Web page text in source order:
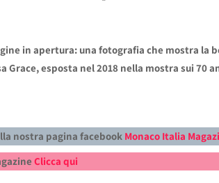
in apertura: una fotografia che mostra la
Grace, esposta nel 2018 nella mostra sui 70
nostra pagina facebook Monaco Italia
Clicca qui